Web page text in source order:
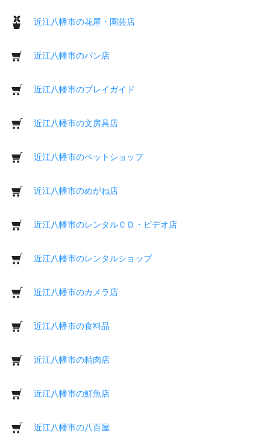
近江八幡市の花屋・園芸店
近江八幡市のパン店
近江八幡市のプレイガイド
近江八幡市の文房具店
近江八幡市のペットショップ
近江八幡市のめがね店
近江八幡市のレンタルＣＤ・ビデオ店
近江八幡市のレンタルショップ
近江八幡市のカメラ店
近江八幡市の食料品
近江八幡市の精肉店
近江八幡市の鮮魚店
近江八幡市の八百屋